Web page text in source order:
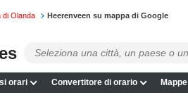
di Olanda Heerenveen su mappa di Google
orari Convertitore di orario Mappe